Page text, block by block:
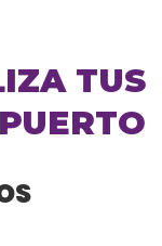
TUS